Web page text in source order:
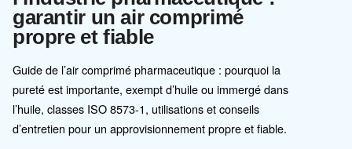
Compresseur d’air pour
l’industrie pharmaceutique :
garantir un air comprimé
propre et fiable
Guide de l’air comprimé pharmaceutique : pourquoi la